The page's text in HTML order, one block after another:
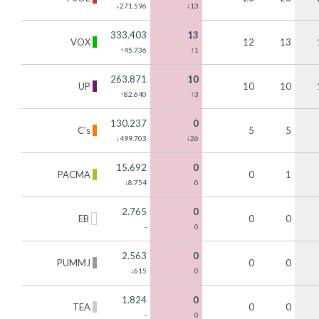
↓271.596 ↓13
VOX
333.403
↑45.736
13
↑1
12 13
UP
263.871
↑82.640
10
↑3
10 10
C's
130.237
↓499.703
0
↓26
5 5
PACMA
15.692
↓8.754
0
0
0 1
EB
2.765
-
0
0
0 0
PUMMJ
2.563
↓615
0
0
0 0
TEA
1.824
-
0
0
0 0